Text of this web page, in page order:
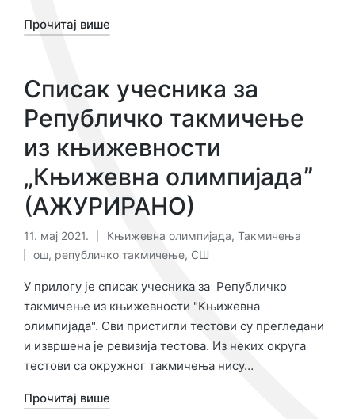
Прочитај више
Списак учесника за
Републичко такмичење
из књижевности
„Књижевна олимпијадаˮ
(АЖУРИРАНО)
11. мај 2021.
Објављено
у
Књижевна олимпијада, Такмичења
Ознаке:
ош, републичко такмичење, СШ
У прилогу је списак учесника за Републичко
такмичење из књижевности "Књижевна
олимпијада". Сви пристигли тестови су прегледани
и извршена је ревизија тестова. Из неких округа
тестови са окружног такмичења нису…
Прочитај више